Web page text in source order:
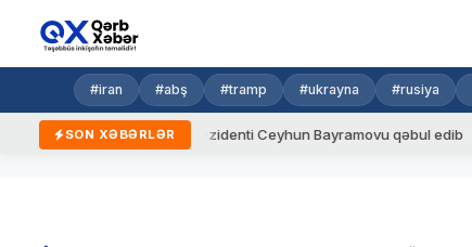
#iran #abş #tramp #ukrayna #rusiya
SON XƏBƏRLƏR
Ukrayna Prezidenti Ceyhun Bayramovu qəbul edib